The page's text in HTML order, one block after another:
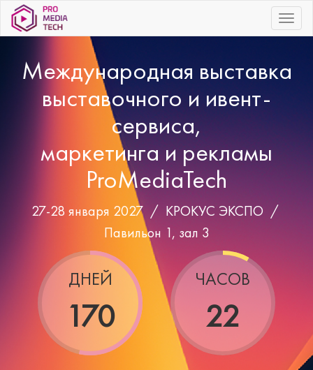
|||
Международная выставка
выставочного и ивент-
сервиса,
маркетинга и рекламы
ProMediaTech
27-28 января 2027 / КРОКУС ЭКСПО /
Павильон 1, зал 3
ДНЕЙ
170
ЧАСОВ
22